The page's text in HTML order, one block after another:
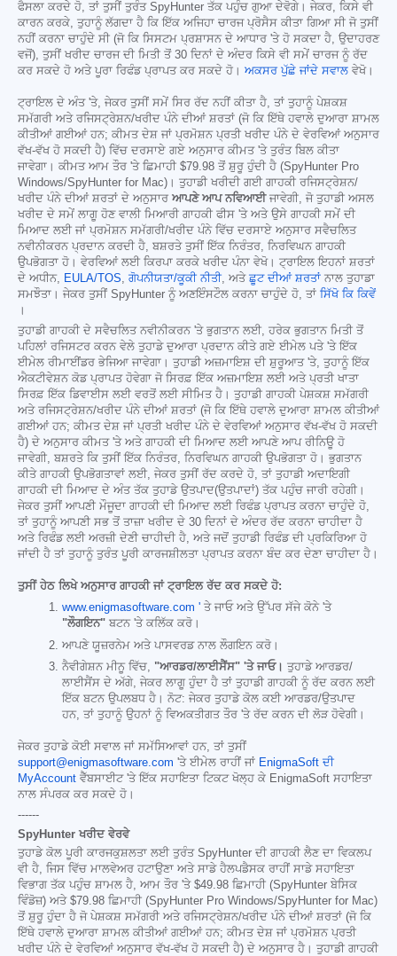
ਫੈਸਲਾ ਕਰਦੇ ਹੋ, ਤਾਂ ਤੁਸੀਂ ਤੁਰੰਤ SpyHunter ਤੱਕ ਪਹੁੰਚ ਗੁਆ ਦੇਵੋਗੇ। ਜੇਕਰ, ਕਿਸੇ ਵੀ
ਕਾਰਨ ਕਰਕੇ, ਤੁਹਾਨੂੰ ਲੱਗਦਾ ਹੈ ਕਿ ਇੱਕ ਅਜਿਹਾ ਚਾਰਜ ਪ੍ਰੋਸੈਸ ਕੀਤਾ ਗਿਆ ਸੀ ਜੋ ਤੁਸੀਂ
ਨਹੀਂ ਕਰਨਾ ਚਾਹੁੰਦੇ ਸੀ (ਜੋ ਕਿ ਸਿਸਟਮ ਪ੍ਰਸ਼ਾਸਨ ਦੇ ਆਧਾਰ 'ਤੇ ਹੋ ਸਕਦਾ ਹੈ, ਉਦਾਹਰਣ
ਵਜੋਂ), ਤੁਸੀਂ ਖਰੀਦ ਚਾਰਜ ਦੀ ਮਿਤੀ ਤੋਂ 30 ਦਿਨਾਂ ਦੇ ਅੰਦਰ ਕਿਸੇ ਵੀ ਸਮੇਂ ਚਾਰਜ ਨੂੰ ਰੱਦ
ਕਰ ਸਕਦੇ ਹੋ ਅਤੇ ਪੂਰਾ ਰਿਫੰਡ ਪ੍ਰਾਪਤ ਕਰ ਸਕਦੇ ਹੋ। ਅਕਸਰ ਪੁੱਛੇ ਜਾਂਦੇ ਸਵਾਲ ਵੇਖੋ।
ਟ੍ਰਾਇਲ ਦੇ ਅੰਤ 'ਤੇ, ਜੇਕਰ ਤੁਸੀਂ ਸਮੇਂ ਸਿਰ ਰੱਦ ਨਹੀਂ ਕੀਤਾ ਹੈ, ਤਾਂ ਤੁਹਾਨੂੰ ਪੇਸ਼ਕਸ਼
ਸਮੱਗਰੀ ਅਤੇ ਰਜਿਸਟ੍ਰੇਸ਼ਨ/ਖਰੀਦ ਪੰਨੇ ਦੀਆਂ ਸ਼ਰਤਾਂ (ਜੋ ਕਿ ਇੱਥੇ ਹਵਾਲੇ ਦੁਆਰਾ ਸ਼ਾਮਲ
ਕੀਤੀਆਂ ਗਈਆਂ ਹਨ; ਕੀਮਤ ਦੇਸ਼ ਜਾਂ ਪ੍ਰਮੋਸ਼ਨ ਪ੍ਰਤੀ ਖਰੀਦ ਪੰਨੇ ਦੇ ਵੇਰਵਿਆਂ ਅਨੁਸਾਰ
ਵੱਖ-ਵੱਖ ਹੋ ਸਕਦੀ ਹੈ) ਵਿੱਚ ਦਰਸਾਏ ਗਏ ਅਨੁਸਾਰ ਕੀਮਤ 'ਤੇ ਤੁਰੰਤ ਬਿਲ ਕੀਤਾ
ਜਾਵੇਗਾ। ਕੀਮਤ ਆਮ ਤੌਰ 'ਤੇ ਛਿਮਾਹੀ $79.98 ਤੋਂ ਸ਼ੁਰੂ ਹੁੰਦੀ ਹੈ (SpyHunter Pro
Windows/SpyHunter for Mac)। ਤੁਹਾਡੀ ਖਰੀਦੀ ਗਈ ਗਾਹਕੀ ਰਜਿਸਟ੍ਰੇਸ਼ਨ/
ਖਰੀਦ ਪੰਨੇ ਦੀਆਂ ਸ਼ਰਤਾਂ ਦੇ ਅਨੁਸਾਰ ਆਪਣੇ ਆਪ ਨਵਿਆਈਜਾਵੇਗੀ, ਜੋ ਤੁਹਾਡੀ ਅਸਲ
ਖਰੀਦ ਦੇ ਸਮੇਂ ਲਾਗੂ ਹੋਣ ਵਾਲੀ ਮਿਆਰੀ ਗਾਹਕੀ ਫੀਸ 'ਤੇ ਅਤੇ ਉਸੇ ਗਾਹਕੀ ਸਮੇਂ ਦੀ
ਮਿਆਦ ਲਈ ਜਾਂ ਪ੍ਰਮੋਸ਼ਨ ਸਮੱਗਰੀ/ਖਰੀਦ ਪੰਨੇ ਵਿੱਚ ਦਰਸਾਏ ਅਨੁਸਾਰ ਸਵੈਚਲਿਤ
ਨਵੀਨੀਕਰਨ ਪ੍ਰਦਾਨ ਕਰਦੀ ਹੈ, ਬਸ਼ਰਤੇ ਤੁਸੀਂ ਇੱਕ ਨਿਰੰਤਰ, ਨਿਰਵਿਘਨ ਗਾਹਕੀ
ਉਪਭੋਗਤਾ ਹੋ। ਵੇਰਵਿਆਂ ਲਈ ਕਿਰਪਾ ਕਰਕੇ ਖਰੀਦ ਪੰਨਾ ਵੇਖੋ। ਟ੍ਰਾਇਲ ਇਹਨਾਂ ਸ਼ਰਤਾਂ
ਦੇ ਅਧੀਨ, EULA/TOS, ਗੋਪਨੀਯਤਾ/ਕੂਕੀ ਨੀਤੀ, ਅਤੇ ਛੂਟ ਦੀਆਂ ਸ਼ਰਤਾਂ ਨਾਲ ਤੁਹਾਡਾ
ਸਮਝੌਤਾ। ਜੇਕਰ ਤੁਸੀਂ SpyHunter ਨੂੰ ਅਣਇੰਸਟੌਲ ਕਰਨਾ ਚਾਹੁੰਦੇ ਹੋ, ਤਾਂ ਸਿੱਖੋ ਕਿ ਕਿਵੇਂ
।
ਤੁਹਾਡੀ ਗਾਹਕੀ ਦੇ ਸਵੈਚਲਿਤ ਨਵੀਨੀਕਰਨ 'ਤੇ ਭੁਗਤਾਨ ਲਈ, ਹਰੇਕ ਭੁਗਤਾਨ ਮਿਤੀ ਤੋਂ
ਪਹਿਲਾਂ ਰਜਿਸਟਰ ਕਰਨ ਵੇਲੇ ਤੁਹਾਡੇ ਦੁਆਰਾ ਪ੍ਰਦਾਨ ਕੀਤੇ ਗਏ ਈਮੇਲ ਪਤੇ 'ਤੇ ਇੱਕ
ਈਮੇਲ ਰੀਮਾਈਂਡਰ ਭੇਜਿਆ ਜਾਵੇਗਾ। ਤੁਹਾਡੀ ਅਜ਼ਮਾਇਸ਼ ਦੀ ਸ਼ੁਰੂਆਤ 'ਤੇ, ਤੁਹਾਨੂੰ ਇੱਕ
ਐਕਟੀਵੇਸ਼ਨ ਕੋਡ ਪ੍ਰਾਪਤ ਹੋਵੇਗਾ ਜੋ ਸਿਰਫ਼ ਇੱਕ ਅਜ਼ਮਾਇਸ਼ ਲਈ ਅਤੇ ਪ੍ਰਤੀ ਖਾਤਾ
ਸਿਰਫ਼ ਇੱਕ ਡਿਵਾਈਸ ਲਈ ਵਰਤੋਂ ਲਈ ਸੀਮਿਤ ਹੈ। ਤੁਹਾਡੀ ਗਾਹਕੀ ਪੇਸ਼ਕਸ਼ ਸਮੱਗਰੀ
ਅਤੇ ਰਜਿਸਟ੍ਰੇਸ਼ਨ/ਖਰੀਦ ਪੰਨੇ ਦੀਆਂ ਸ਼ਰਤਾਂ (ਜੋ ਕਿ ਇੱਥੇ ਹਵਾਲੇ ਦੁਆਰਾ ਸ਼ਾਮਲ ਕੀਤੀਆਂ
ਗਈਆਂ ਹਨ; ਕੀਮਤ ਦੇਸ਼ ਜਾਂ ਪ੍ਰਤੀ ਖਰੀਦ ਪੰਨੇ ਦੇ ਵੇਰਵਿਆਂ ਅਨੁਸਾਰ ਵੱਖ-ਵੱਖ ਹੋ ਸਕਦੀ
ਹੈ) ਦੇ ਅਨੁਸਾਰ ਕੀਮਤ 'ਤੇ ਅਤੇ ਗਾਹਕੀ ਦੀ ਮਿਆਦ ਲਈ ਆਪਣੇ ਆਪ ਰੀਨਿਊ ਹੋ
ਜਾਵੇਗੀ, ਬਸ਼ਰਤੇ ਕਿ ਤੁਸੀਂ ਇੱਕ ਨਿਰੰਤਰ, ਨਿਰਵਿਘਨ ਗਾਹਕੀ ਉਪਭੋਗਤਾ ਹੋ। ਭੁਗਤਾਨ
ਕੀਤੇ ਗਾਹਕੀ ਉਪਭੋਗਤਾਵਾਂ ਲਈ, ਜੇਕਰ ਤੁਸੀਂ ਰੱਦ ਕਰਦੇ ਹੋ, ਤਾਂ ਤੁਹਾਡੀ ਅਦਾਇਗੀ
ਗਾਹਕੀ ਦੀ ਮਿਆਦ ਦੇ ਅੰਤ ਤੱਕ ਤੁਹਾਡੇ ਉਤਪਾਦ(ਉਤਪਾਦਾਂ) ਤੱਕ ਪਹੁੰਚ ਜਾਰੀ ਰਹੇਗੀ।
ਜੇਕਰ ਤੁਸੀਂ ਆਪਣੀ ਮੌਜੂਦਾ ਗਾਹਕੀ ਦੀ ਮਿਆਦ ਲਈ ਰਿਫੰਡ ਪ੍ਰਾਪਤ ਕਰਨਾ ਚਾਹੁੰਦੇ ਹੋ,
ਤਾਂ ਤੁਹਾਨੂੰ ਆਪਣੀ ਸਭ ਤੋਂ ਤਾਜ਼ਾ ਖਰੀਦ ਦੇ 30 ਦਿਨਾਂ ਦੇ ਅੰਦਰ ਰੱਦ ਕਰਨਾ ਚਾਹੀਦਾ ਹੈ
ਅਤੇ ਰਿਫੰਡ ਲਈ ਅਰਜ਼ੀ ਦੇਣੀ ਚਾਹੀਦੀ ਹੈ, ਅਤੇ ਜਦੋਂ ਤੁਹਾਡੀ ਰਿਫੰਡ ਦੀ ਪ੍ਰਕਿਰਿਆ ਹੋ
ਜਾਂਦੀ ਹੈ ਤਾਂ ਤੁਹਾਨੂੰ ਤੁਰੰਤ ਪੂਰੀ ਕਾਰਜਸ਼ੀਲਤਾ ਪ੍ਰਾਪਤ ਕਰਨਾ ਬੰਦ ਕਰ ਦੇਣਾ ਚਾਹੀਦਾ ਹੈ।
ਤੁਸੀਂ ਹੇਠ ਲਿਖੇ ਅਨੁਸਾਰ ਗਾਹਕੀ ਜਾਂ ਟ੍ਰਾਇਲ ਰੱਦ ਕਰ ਸਕਦੇ ਹੋ:
www.enigmasoftware.com ' ਤੇ ਜਾਓ ਅਤੇ ਉੱਪਰ ਸੱਜੇ ਕੋਨੇ 'ਤੇ
"ਲੌਗਇਨ" ਬਟਨ 'ਤੇ ਕਲਿੱਕ ਕਰੋ।
ਆਪਣੇ ਯੂਜ਼ਰਨੇਮ ਅਤੇ ਪਾਸਵਰਡ ਨਾਲ ਲੌਗਇਨ ਕਰੋ।
ਨੈਵੀਗੇਸ਼ਨ ਮੀਨੂ ਵਿੱਚ, "ਆਰਡਰ/ਲਾਈਸੈਂਸ" 'ਤੇ ਜਾਓ। ਤੁਹਾਡੇ ਆਰਡਰ/
ਲਾਈਸੈਂਸ ਦੇ ਅੱਗੇ, ਜੇਕਰ ਲਾਗੂ ਹੁੰਦਾ ਹੈ ਤਾਂ ਤੁਹਾਡੀ ਗਾਹਕੀ ਨੂੰ ਰੱਦ ਕਰਨ ਲਈ
ਇੱਕ ਬਟਨ ਉਪਲਬਧ ਹੈ। ਨੋਟ: ਜੇਕਰ ਤੁਹਾਡੇ ਕੋਲ ਕਈ ਆਰਡਰ/ਉਤਪਾਦ
ਹਨ, ਤਾਂ ਤੁਹਾਨੂੰ ਉਹਨਾਂ ਨੂੰ ਵਿਅਕਤੀਗਤ ਤੌਰ 'ਤੇ ਰੱਦ ਕਰਨ ਦੀ ਲੋੜ ਹੋਵੇਗੀ।
ਜੇਕਰ ਤੁਹਾਡੇ ਕੋਈ ਸਵਾਲ ਜਾਂ ਸਮੱਸਿਆਵਾਂ ਹਨ, ਤਾਂ ਤੁਸੀਂ
support@enigmasoftware.com 'ਤੇ ਈਮੇਲ ਰਾਹੀਂ ਜਾਂ EnigmaSoft ਦੀ
MyAccount ਵੈੱਬਸਾਈਟ 'ਤੇ ਇੱਕ ਸਹਾਇਤਾ ਟਿਕਟ ਖੋਲ੍ਹ ਕੇ EnigmaSoft ਸਹਾਇਤਾ
ਨਾਲ ਸੰਪਰਕ ਕਰ ਸਕਦੇ ਹੋ।
------
SpyHunter ਖਰੀਦ ਵੇਰਵੇ
ਤੁਹਾਡੇ ਕੋਲ ਪੂਰੀ ਕਾਰਜਕੁਸ਼ਲਤਾ ਲਈ ਤੁਰੰਤ SpyHunter ਦੀ ਗਾਹਕੀ ਲੈਣ ਦਾ ਵਿਕਲਪ
ਵੀ ਹੈ, ਜਿਸ ਵਿੱਚ ਮਾਲਵੇਅਰ ਹਟਾਉਣਾ ਅਤੇ ਸਾਡੇ ਹੈਲਪਡੈਸਕ ਰਾਹੀਂ ਸਾਡੇ ਸਹਾਇਤਾ
ਵਿਭਾਗ ਤੱਕ ਪਹੁੰਚ ਸ਼ਾਮਲ ਹੈ, ਆਮ ਤੌਰ 'ਤੇ $49.98 ਛਿਮਾਹੀ (SpyHunter ਬੇਸਿਕ
ਵਿੰਡੋਜ਼) ਅਤੇ $79.98 ਛਿਮਾਹੀ (SpyHunter Pro Windows/SpyHunter for Mac)
ਤੋਂ ਸ਼ੁਰੂ ਹੁੰਦਾ ਹੈ ਜੋ ਪੇਸ਼ਕਸ਼ ਸਮੱਗਰੀ ਅਤੇ ਰਜਿਸਟ੍ਰੇਸ਼ਨ/ਖਰੀਦ ਪੰਨੇ ਦੀਆਂ ਸ਼ਰਤਾਂ (ਜੋ ਕਿ
ਇੱਥੇ ਹਵਾਲੇ ਦੁਆਰਾ ਸ਼ਾਮਲ ਕੀਤੀਆਂ ਗਈਆਂ ਹਨ; ਕੀਮਤ ਦੇਸ਼ ਜਾਂ ਪ੍ਰਮੋਸ਼ਨ ਪ੍ਰਤੀ
ਖਰੀਦ ਪੰਨੇ ਦੇ ਵੇਰਵਿਆਂ ਅਨੁਸਾਰ ਵੱਖ-ਵੱਖ ਹੋ ਸਕਦੀ ਹੈ) ਦੇ ਅਨੁਸਾਰ ਹੈ। ਤੁਹਾਡੀ ਗਾਹਕੀ